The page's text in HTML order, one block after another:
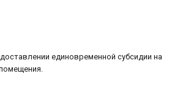
единовременной субсидии на